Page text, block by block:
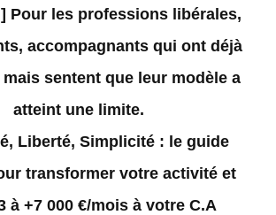
Pour les professions libérales,
accompagnants qui ont déjà
sentent que leur modèle a
atteint une limite.
Liberté, Simplicité : le guide
transformer votre activité et
à +7 000 €/mois à votre C.A